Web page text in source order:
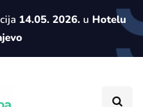
14.05. 2026.u Hotelu